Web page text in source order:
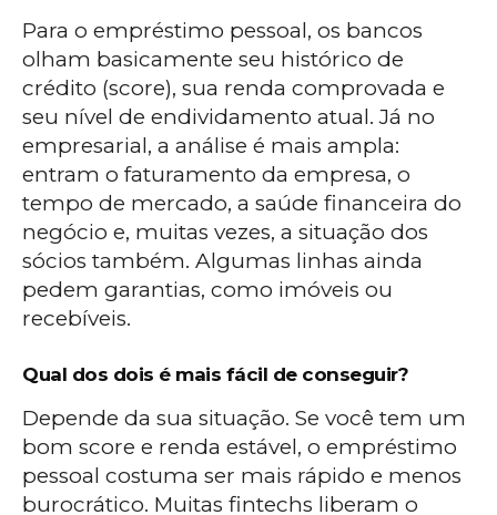
Para o empréstimo pessoal, os bancos
olham basicamente seu histórico de
crédito (score), sua renda comprovada e
seu nível de endividamento atual. Já no
empresarial, a análise é mais ampla:
entram o faturamento da empresa, o
tempo de mercado, a saúde financeira do
negócio e, muitas vezes, a situação dos
sócios também. Algumas linhas ainda
pedem garantias, como imóveis ou
recebíveis.
Qual dos dois é mais fácil de conseguir?
Depende da sua situação. Se você tem um
bom score e renda estável, o empréstimo
pessoal costuma ser mais rápido e menos
burocrático. Muitas fintechs liberam o